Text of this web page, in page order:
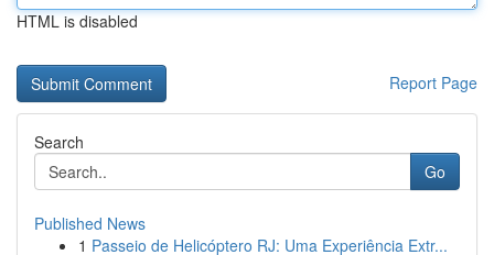
HTML is disabled
Report Page
Search
Go
Published News
1 Passeio de Helicóptero RJ: Uma Experiência Extr...